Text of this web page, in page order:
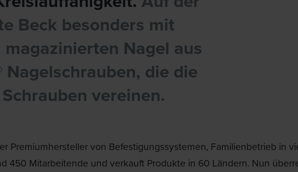
Beck besonders mit
Nagel aus
Nagelschrauben, die die
vereinen.
Premiumhersteller von Befestigungssystemen, Familienbetrieb in
450 Mitarbeitende und verkauft Produkte in 60 Ländern. Nun